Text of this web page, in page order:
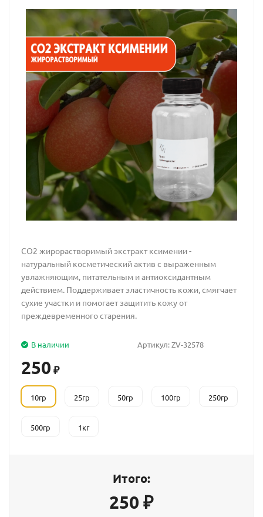
CO2 жирорастворимый экстракт ксимении -
натуральный косметический актив с выраженным
увлажняющим, питательным и антиоксидантным
действием. Поддерживает эластичность кожи, смягчает
сухие участки и помогает защитить кожу от
преждевременного старения.
Артикул:ZV-32578
В наличии
250 ₽
10гр 25гр 50гр 100гр 250гр
500гр 1кг
Итого:
250 ₽